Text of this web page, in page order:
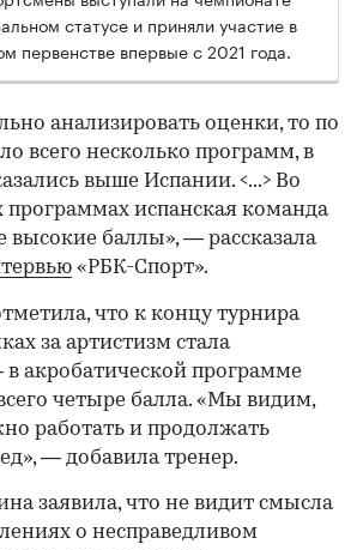
статусе и приняли участие в
первенстве впервые с 2021 года.
анализировать оценки, то по
всего несколько программ, в
выше Испании. <...> Во
программах испанская команда
высокие баллы», — рассказала
«РБК-Спорт».
что к концу турнира
за артистизм стала
акробатической программе
четыре балла. «Мы видим,
работать и продолжать
— добавила тренер.
заявила, что не видит смысла
о несправедливом